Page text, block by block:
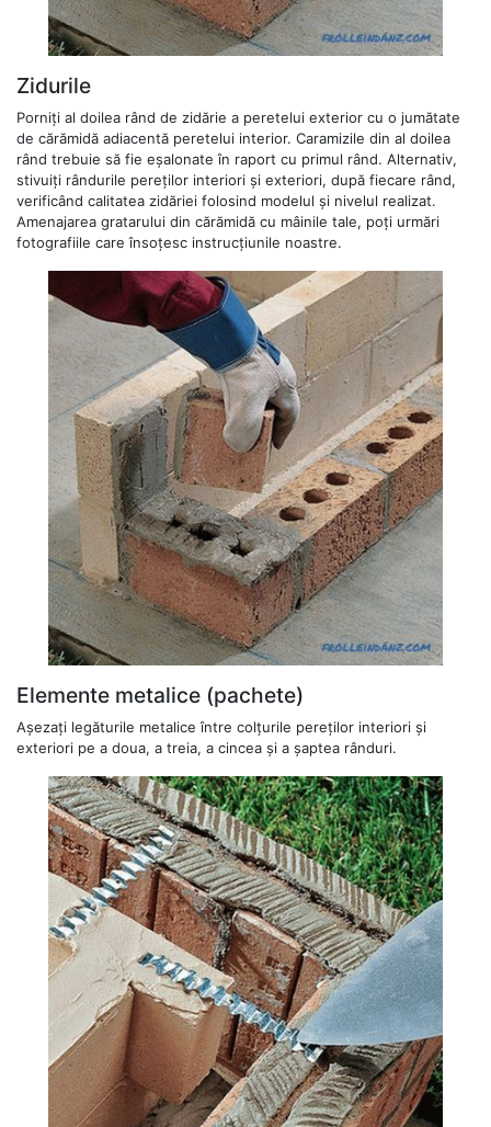
Zidurile
Porniți al doilea rând de zidărie a peretelui exterior cu o jumătate
de cărămidă adiacentă peretelui interior. Caramizile din al doilea
rând trebuie să fie eșalonate în raport cu primul rând. Alternativ,
stivuiți rândurile pereților interiori și exteriori, după fiecare rând,
verificând calitatea zidăriei folosind modelul și nivelul realizat.
Amenajarea gratarului din cărămidă cu mâinile tale, poți urmări
fotografiile care însoțesc instrucțiunile noastre.
Elemente metalice (pachete)
Așezați legăturile metalice între colțurile pereților interiori și
exteriori pe a doua, a treia, a cincea și a șaptea rânduri.